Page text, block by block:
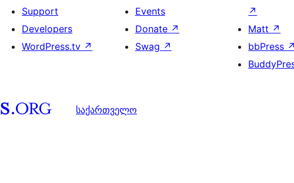
Support
Developers
WordPress.tv ↗
Events
Donate ↗
Swag ↗
↗
Matt ↗
bbPress ↗
საქართველო